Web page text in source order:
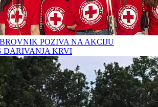
POZIVA NA AKCIJU
DARIVANJA KRVI